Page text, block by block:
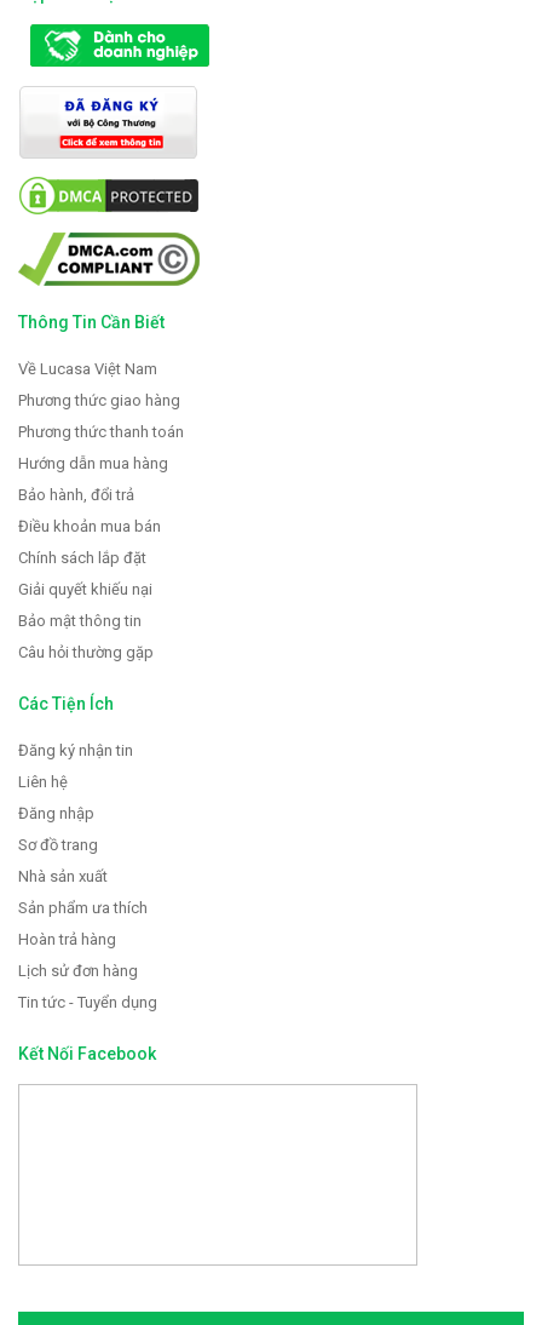
Thông Tin Cần Biết
Về Lucasa Việt Nam
Phương thức giao hàng
Phương thức thanh toán
Hướng dẫn mua hàng
Bảo hành, đổi trả
Điều khoản mua bán
Chính sách lắp đặt
Giải quyết khiếu nại
Bảo mật thông tin
Câu hỏi thường gặp
Các Tiện Ích
Đăng ký nhận tin
Liên hệ
Đăng nhập
Sơ đồ trang
Nhà sản xuất
Sản phẩm ưa thích
Hoàn trả hàng
Lịch sử đơn hàng
Tin tức - Tuyển dụng
Kết Nối Facebook